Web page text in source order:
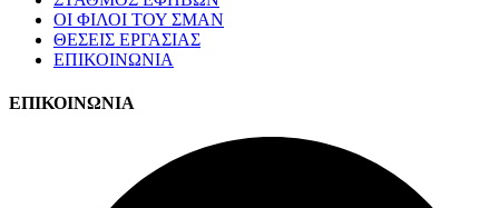
ΟΙ ΦΙΛΟΙ ΤΟΥ ΣΜΑΝ
ΘΕΣΕΙΣ ΕΡΓΑΣΙΑΣ
ΕΠΙΚΟΙΝΩΝΙΑ
ΕΠΙΚΟΙΝΩΝΙΑ